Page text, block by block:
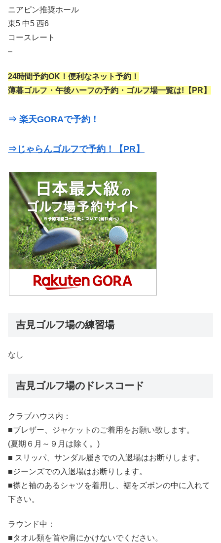
ニアピン推奨ホール
東5 中5 西6
コースレート
–
24時間予約OK！便利なネット予約！
薄暮ゴルフ・午後ハーフの予約・ゴルフ場一覧は!【PR】
⇒ 楽天GORAで予約！
⇒じゃらんゴルフで予約！【PR】
吉見ゴルフ場の練習場
なし
吉見ゴルフ場のドレスコード
クラブハウス内：
■ブレザー、ジャケットのご着用をお願い致します。
(夏期６月～９月は除く。)
■ スリッパ、サンダル履きでの入退場はお断りします。
■ジーンズでの入退場はお断りします。
■襟と袖のあるシャツを着用し、裾をズボンの中に入れて
下さい。
ラウンド中：
■タオル類を首や肩にかけないでください。